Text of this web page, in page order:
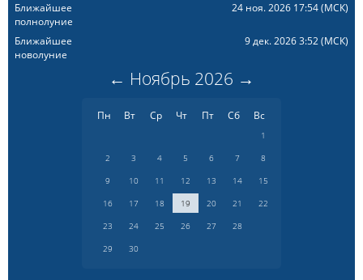
Ближайшее
полнолуние
24 ноя. 2026 17:54(МСК)
Ближайшее
новолуние
9 дек. 2026 3:52(МСК)
← Ноябрь 2026 →
Пн Вт Ср Чт Пт Сб Вс
1
2
3 4 5 6 7
8
9
10 11 12 13 14
15
16
17 18 19 20 21
22
23
24 25 26 27
28
29
30